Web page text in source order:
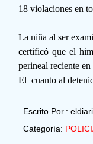
18 violaciones en
La niña al ser
certificó que el
perineal reciente
El cuanto al
Escrito Por.:
Categoría: